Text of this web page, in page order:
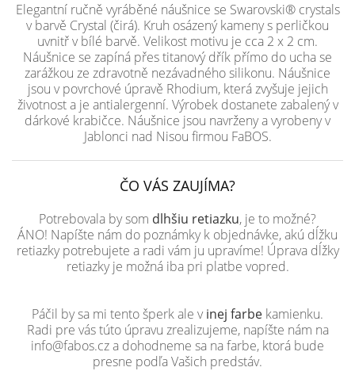
Elegantní ručně vyráběné náušnice se Swarovski® crystals
v barvě Crystal (čirá). Kruh osázený kameny s perličkou
uvnitř v bílé barvě. Velikost motivu je cca 2 x 2 cm.
Náušnice se zapíná přes titanový dřík přímo do ucha se
zarážkou ze zdravotně nezávadného silikonu. Náušnice
jsou v povrchové úpravě Rhodium, která zvyšuje jejich
životnost a je antialergenní. Výrobek dostanete zabalený v
dárkové krabičce. Náušnice jsou navrženy a vyrobeny v
Jablonci nad Nisou firmou FaBOS.
ČO VÁS ZAUJÍMA?
Potrebovala by som dlhšiu retiazku, je to možné?
ÁNO! Napíšte nám do poznámky k objednávke, akú dĺžku
retiazky potrebujete a radi vám ju upravíme! Úprava dĺžky
retiazky je možná iba pri platbe vopred.
Páčil by sa mi tento šperk ale vinej farbe kamienku.
Radi pre vás túto úpravu zrealizujeme, napíšte nám na
info@fabos.cz a dohodneme sa na farbe, ktorá bude
presne podľa Vašich predstáv.